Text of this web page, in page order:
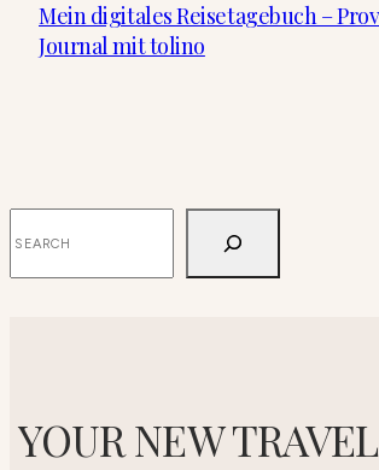
Mein digitales Reisetagebuch –
Journal mit tolino
YOUR NEW